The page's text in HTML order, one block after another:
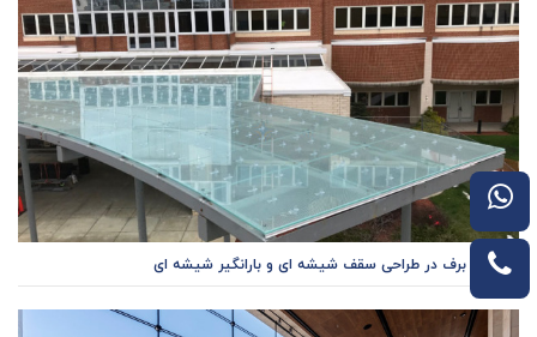
ثاثیر بار برف در طراحی سقف شیشه ای و بارانگیر شیشه ای